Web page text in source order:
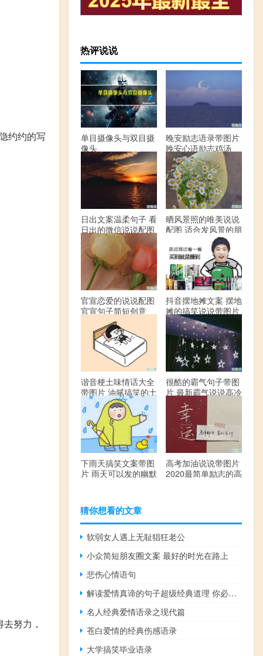
约约的写
努力，
热评说说
单目摄像头与双目摄
像头
晚安励志语录带图片
晚安心语励志鸡汤
日出文案温柔句子 看
日出的微信说说配图
晒风景照的唯美说说
配图 适合发风景的朋
官宣恋爱的说说配图
官宣句子简短创意
抖音摆地摊文案 摆地
摊的搞笑说说带图片
谐音梗土味情话大全
带图片 油腻搞笑的土
味情话
很酷的霸气句子带图
片 最新霸气说说高冷
下雨天搞笑文案带图
片 雨天可以发的幽默
高考加油说说带图片
2020最简单励志的高
猜你想看的文章
软弱女人遇上无耻猖狂老公
小众简短朋友圈文案 最好的时光在路上
悲伤心情语句
解读爱情真谛的句子超级经典道理 你必须了解的一节爱情课堂
名人经典爱情语录之现代篇
苍白爱情的经典伤感语录
大学搞笑毕业语录